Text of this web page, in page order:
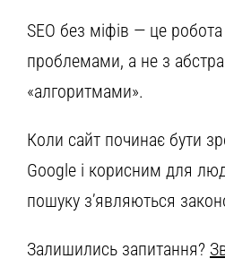
SEO без міфів — це
проблемами, а не з
«алгоритмами».
Коли сайт починає бути
Google і корисним для
пошуку з’являються
Залишились запитання?